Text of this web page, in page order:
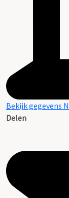
Bekijk gegevens
Delen